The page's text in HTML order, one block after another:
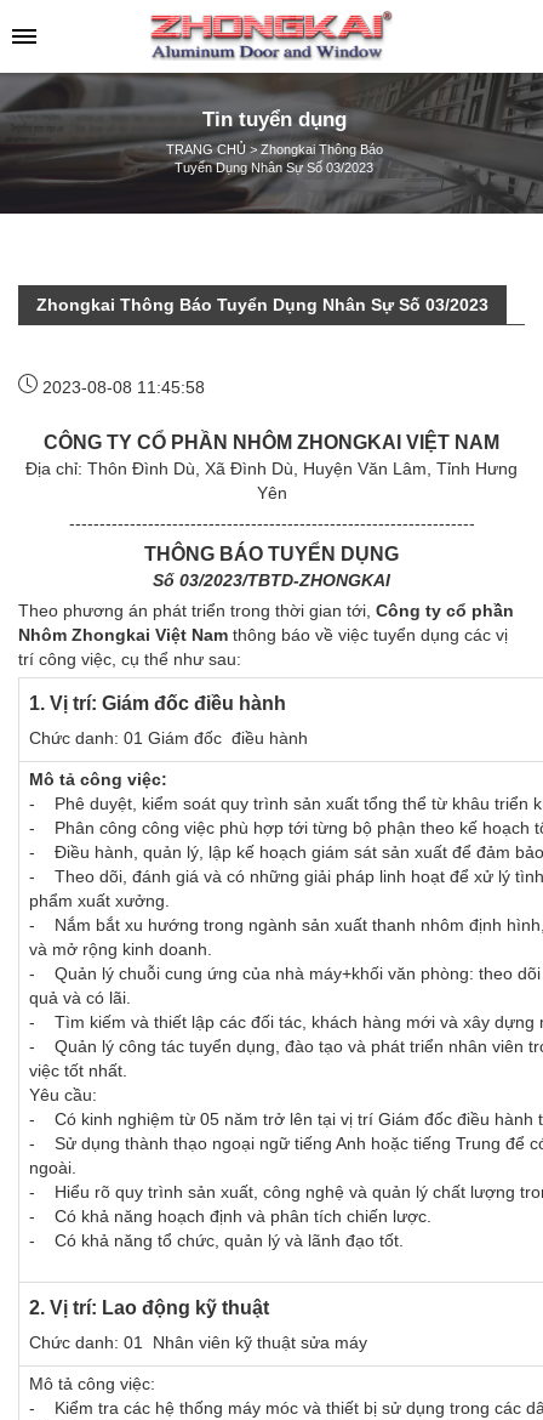
Tin tuyển dụng
TRANG CHỦ > Zhongkai Thông Báo
Tuyển Dụng Nhân Sự Số 03/2023
Zhongkai Thông Báo Tuyển Dụng Nhân Sự Số 03/2023
2023-08-08 11:45:58
CÔNG TY CỔ PHẦN NHÔM ZHONGKAI VIỆT NAM
Địa chỉ: Thôn Đình Dù, Xã Đình Dù, Huyện Văn Lâm, Tỉnh Hưng
Yên
-------------------------------------------------------------------
THÔNG BÁO TUYỂN DỤNG
Số 03/2023/TBTD-ZHONGKAI
Theo phương án phát triển trong thời gian tới, Công ty cổ phần
Nhôm Zhongkai Việt Nam thông báo về việc tuyển dụng các vị
trí công việc, cụ thể như sau:
1. Vị trí: Giám đốc điều hành
Chức danh: 01 Giám đốc điều hành
Mô tả công việc:
- Phê duyệt, kiểm soát quy trình sản xuất tổng thể từ khâu triển
- Phân công công việc phù hợp tới từng bộ phận theo kế hoạch
- Điều hành, quản lý, lập kế hoạch giám sát sản xuất để đảm
- Theo dõi, đánh giá và có những giải pháp linh hoạt để xử lý
phẩm xuất xưởng.
- Nắm bắt xu hướng trong ngành sản xuất thanh nhôm định
và mở rộng kinh doanh.
- Quản lý chuỗi cung ứng của nhà máy+khối văn phòng: theo
quả và có lãi.
- Tìm kiếm và thiết lập các đối tác, khách hàng mới và xây
- Quản lý công tác tuyển dụng, đào tạo và phát triển nhân viên
việc tốt nhất.
Yêu cầu:
- Có kinh nghiệm từ 05 năm trở lên tại vị trí Giám đốc điều hành
- Sử dụng thành thạo ngoại ngữ tiếng Anh hoặc tiếng Trung để
ngoài.
- Hiểu rõ quy trình sản xuất, công nghệ và quản lý chất lượng
- Có khả năng hoạch định và phân tích chiến lược.
- Có khả năng tổ chức, quản lý và lãnh đạo tốt.
2. Vị trí: Lao động kỹ thuật
Chức danh: 01 Nhân viên kỹ thuật sửa máy
Mô tả công việc:
- Kiểm tra các hệ thống máy móc và thiết bị sử dụng trong các